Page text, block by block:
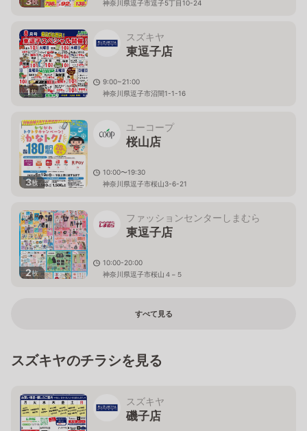
枚
神奈川県逗子市逗子5丁目10-24
1枚
スズキヤ
東逗子店
9:00~21:00
神奈川県逗子市沼間1-1-16
3枚
ユーコープ
桜山店
10:00〜19:30
神奈川県逗子市桜山3-6-21
2枚
ファッションセンターしまむら
東逗子店
10:00-20:00
神奈川県逗子市桜山４−５
すべて見る
スズキヤのチラシを見る
スズキヤ
磯子店